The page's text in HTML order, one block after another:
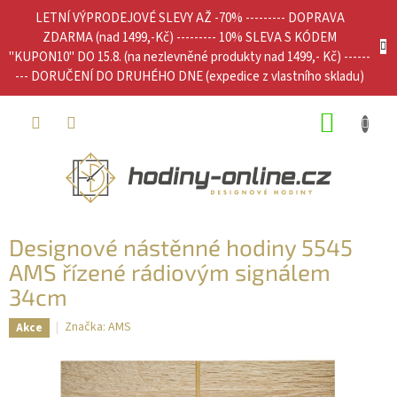
LETNÍ VÝPRODEJOVÉ SLEVY AŽ -70% --------- DOPRAVA
ZDARMA (nad 1499,-Kč) --------- 10% SLEVA S KÓDEM
"KUPON10" DO 15.8. (na nezlevněné produkty nad 1499,- Kč) ------
--- DORUČENÍ DO DRUHÉHO DNE (expedice z vlastního skladu)
Designové nástěnné hodiny 5545
AMS řízené rádiovým signálem
34cm
Akce Značka: AMS